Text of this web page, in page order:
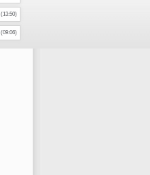
(13:50)
(09:06)